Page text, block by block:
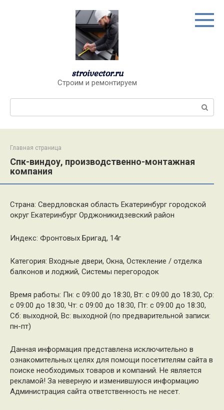
stroivector.ru
Строим и ремонтируем
Главная страница
Спк-виндоу, производственно-монтажная
компания
Страна: Свердловская область Екатеринбург городской
округ Екатеринбург Орджоникидзевский район
Индекс: Фронтовых Бригад, 14г
Категория: Входные двери, Окна, Остекление / отделка
балконов и лоджий, Системы перегородок
Время работы: Пн: с 09:00 до 18:30, Вт: с 09:00 до 18:30, Ср:
с 09:00 до 18:30, Чт: с 09:00 до 18:30, Пт: с 09:00 до 18:30,
Сб: выходной, Вс: выходной (по предварительной записи:
пн-пт)
Данная информация представлена исключительно в
ознакомительных целях для помощи посетителям сайта в
поиске необходимых товаров и компаний. Не является
рекламой! За неверную и изменившуюся информацию
Администрация сайта ответственность не несет.